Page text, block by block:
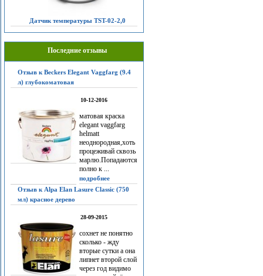
Датчик температуры TST-02-2,0
Последние отзывы
Отзыв к Beckers Elegant Vaggfarg (9.4
л) глубокоматовая
10-12-2016
матовая краска
elegant vaggfarg
helmatt
неоднородная,хоть
процеживай сквозь
марлю.Попадаются
полно к ...
подробнее
Отзыв к Alpa Elan Lasure Classic (750
мл) красное дерево
28-09-2015
сохнет не понятно
сколько - жду
вторые сутки а она
липнет второй слой
через год видимо